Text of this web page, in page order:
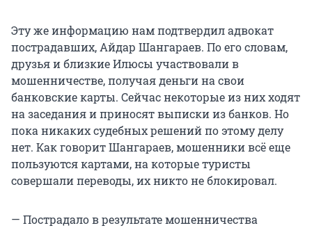
Эту же информацию нам подтвердил адвокат
пострадавших, Айдар Шангараев. По его словам,
друзья и близкие Илюсы участвовали в
мошенничестве, получая деньги на свои
банковские карты. Сейчас некоторые из них ходят
на заседания и приносят выписки из банков. Но
пока никаких судебных решений по этому делу
нет. Как говорит Шангараев, мошенники всё еще
пользуются картами, на которые туристы
совершали переводы, их никто не блокировал.
— Пострадало в результате мошенничества